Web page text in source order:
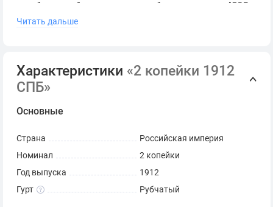
изображенной в виде ленты, углубленная надпись: "ДВЕ
КОПЕЙКИ".
ограниченная с обеих сторон звездочками. Под цифрой
номинала — слово "КОПЕЙКИ". Ниже, расположен
декоративный разделитель в виде двух изогнутых линий
разделителем — обозначение монетного двора «С.П.Б.
Центральная часть отделена от остального
изображения, окружностью в виде точек. В верхней
части полукругом углубленная надпись: "1912 ГОДА".
Читать дальше
Характеристики «2 копейки 1912
СПБ»
Основные
Страна
Российская империя
Номинал
2 копейки
Год выпуска
1912
Гурт
Рубчатый